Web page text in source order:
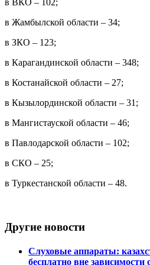
в ВКО – 102;
в Жамбылской области – 34;
в ЗКО – 123;
в Карагандинской области – 348;
в Костанайской области – 27;
в Кызылординской области – 31;
в Мангистауской области – 46;
в Павлодарской области – 102;
в СКО – 25;
в Туркестанской области – 48.
Другие новости
Слуховые аппараты:
бесплатно вне зависимости